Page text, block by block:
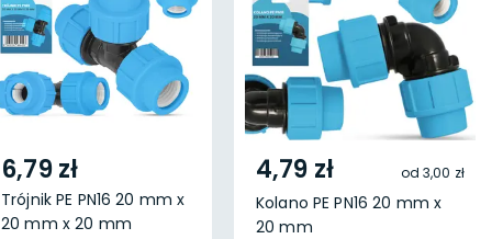
6,79 zł
Trójnik PE PN16 20 mm x
20 mm x 20 mm
4,79 zł od3,00 zł
Kolano PE PN16 20 mm x
20 mm